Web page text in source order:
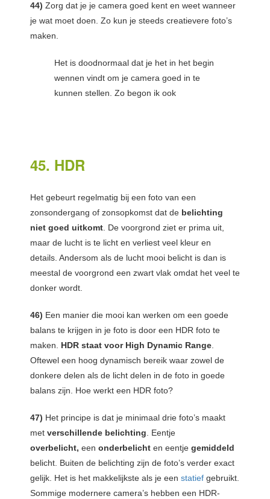
44) Zorg dat je je camera goed kent en weet wanneer
je wat moet doen. Zo kun je steeds creatievere foto’s
maken.
Het is doodnormaal dat je het in het begin
wennen vindt om je camera goed in te
kunnen stellen. Zo begon ik ook
45. HDR
Het gebeurt regelmatig bij een foto van een
zonsondergang of zonsopkomst dat de belichting
niet goed uitkomt. De voorgrond ziet er prima uit,
maar de lucht is te licht en verliest veel kleur en
details. Andersom als de lucht mooi belicht is dan is
meestal de voorgrond een zwart vlak omdat het veel te
donker wordt.
46) Een manier die mooi kan werken om een goede
balans te krijgen in je foto is door een HDR foto te
maken. HDR staat voor High Dynamic Range.
Oftewel een hoog dynamisch bereik waar zowel de
donkere delen als de licht delen in de foto in goede
balans zijn. Hoe werkt een HDR foto?
47) Het principe is dat je minimaal drie foto’s maakt
met verschillende belichting. Eentje
overbelicht, een onderbelicht en eentje gemiddeld
belicht. Buiten de belichting zijn de foto’s verder exact
gelijk. Het is het makkelijkste als je een statief gebruikt.
Sommige modernere camera’s hebben een HDR-